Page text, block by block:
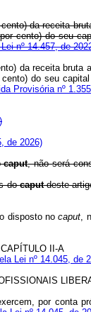
da receita
cento) do seu
nº 14.457, de
da receita
do seu
Provisória nº
de 2026)
caput, não será
docaputdeste
disposto nocaput,
CAPÍTULO II-A
Lei nº 14.045, de
por conta